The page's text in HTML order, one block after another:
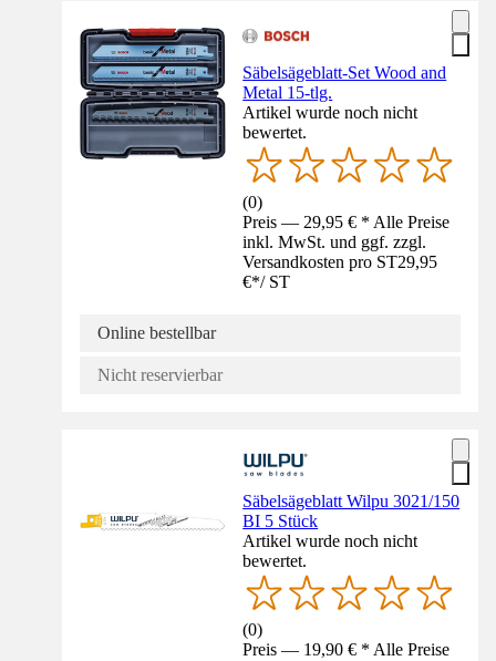
Säbelsägeblatt-Set Wood and
Metal 15-tlg.
Artikel wurde noch nicht
bewertet.
(0)
Preis — 29,95 € * Alle Preise
inkl. MwSt. und ggf. zzgl.
Versandkosten pro ST29,95
€*/ ST
Online bestellbar
Nicht reservierbar
Säbelsägeblatt Wilpu 3021/150
BI 5 Stück
Artikel wurde noch nicht
bewertet.
(0)
Preis — 19,90 € * Alle Preise